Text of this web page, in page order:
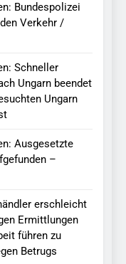
Bundespolizei
Verkehr /
Schneller
Ungarn beendet
Ungarn
Ausgesetzte
–
erschleicht
Ermittlungen
führen zu
Betrugs